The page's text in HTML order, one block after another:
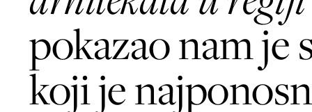
pokazao nam je
koji je